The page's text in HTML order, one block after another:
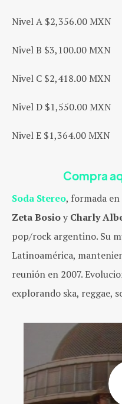
Nivel A $2,356.00 MXN
Nivel B $3,100.00 MXN
Nivel C $2,418.00 MXN
Nivel D $1,550.00 MXN
Nivel E $1,364.00 MXN
Compra
Soda Stereo, formada
Zeta Bosioy Charly
pop/rock argentino. Su
Latinoamérica,
reunión en 2007.
explorando ska, reggae,